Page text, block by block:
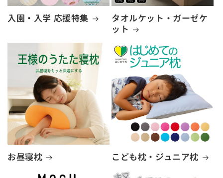
入園・入学 応援特集
タオルケット・ガーゼケ
ット
お昼寝枕 こども枕・ジュニア枕